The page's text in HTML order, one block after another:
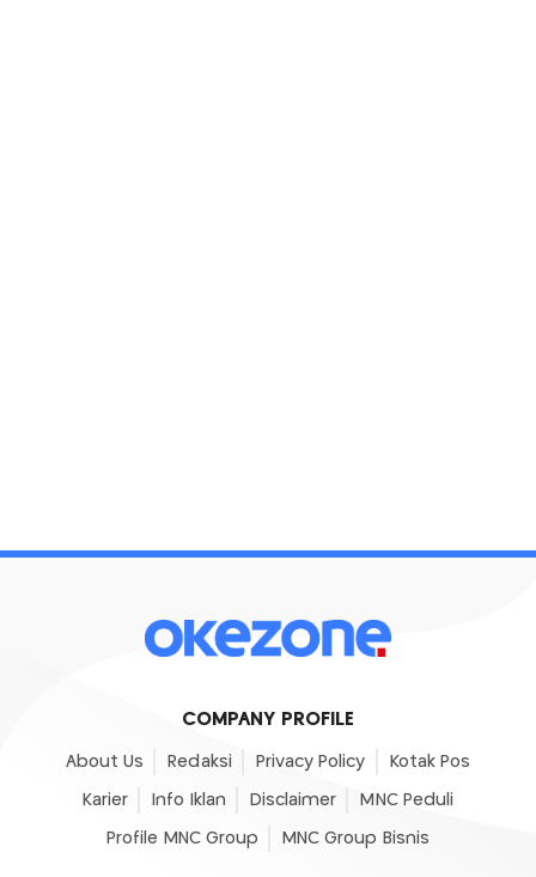
COMPANY PROFILE
About Us Redaksi Privacy Policy Kotak Pos
Karier Info Iklan Disclaimer MNC Peduli
Profile MNC Group MNC Group Bisnis